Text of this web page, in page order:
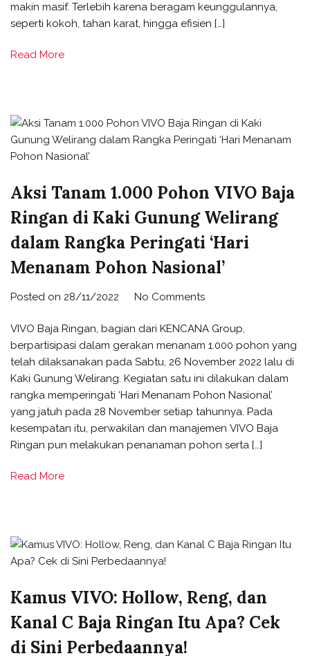
makin masif. Terlebih karena beragam keunggulannya,
seperti kokoh, tahan karat, hingga efisien […]
Read More
Aksi Tanam 1.000 Pohon VIVO Baja
Ringan di Kaki Gunung Welirang
dalam Rangka Peringati ‘Hari
Menanam Pohon Nasional’
Posted on 28/11/2022 No Comments
VIVO Baja Ringan, bagian dari KENCANA Group,
berpartisipasi dalam gerakan menanam 1.000 pohon yang
telah dilaksanakan pada Sabtu, 26 November 2022 lalu di
Kaki Gunung Welirang. Kegiatan satu ini dilakukan dalam
rangka memperingati ‘Hari Menanam Pohon Nasional’
yang jatuh pada 28 November setiap tahunnya. Pada
kesempatan itu, perwakilan dan manajemen VIVO Baja
Ringan pun melakukan penanaman pohon serta […]
Read More
Kamus VIVO: Hollow, Reng, dan
Kanal C Baja Ringan Itu Apa? Cek
di Sini Perbedaannya!